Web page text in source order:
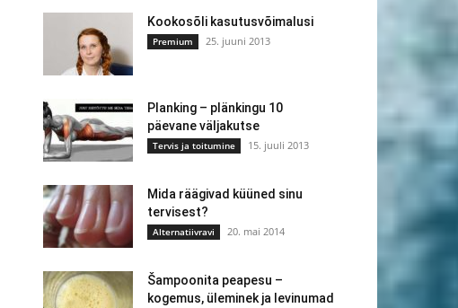
Kookosõli kasutusvõimalusi
Premium 25. juuni 2013
Planking – plänkingu 10
päevane väljakutse
Tervis ja toitumine 15. juuli 2013
Mida räägivad küüned sinu
tervisest?
Alternatiivravi 20. mai 2014
Šampoonita peapesu –
kogemus, üleminek ja levinumad